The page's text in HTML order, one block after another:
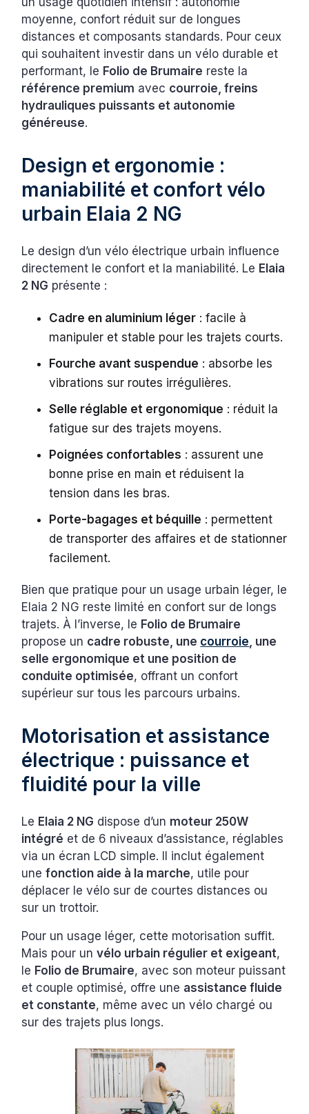
moyenne, confort réduit sur de longues
distances et composants standards. Pour ceux
qui souhaitent investir dans un vélo durable et
performant, le Folio de Brumaire reste la
référence premium avec courroie, freins
hydrauliques puissants et autonomie
généreuse.
Design et ergonomie :
maniabilité et confort vélo
urbain Elaia 2 NG
Le design d’un vélo électrique urbain influence
directement le confort et la maniabilité. Le Elaia
2 NG présente :
Cadre en aluminium léger : facile à
manipuler et stable pour les trajets courts.
Fourche avant suspendue : absorbe les
vibrations sur routes irrégulières.
Selle réglable et ergonomique : réduit la
fatigue sur des trajets moyens.
Poignées confortables : assurent une
bonne prise en main et réduisent la
tension dans les bras.
Porte-bagages et béquille : permettent
de transporter des affaires et de stationner
facilement.
Bien que pratique pour un usage urbain léger, le
Elaia 2 NG reste limité en confort sur de longs
trajets. À l’inverse, le Folio de Brumaire
propose un cadre robuste, une courroie, une
selle ergonomique et une position de
conduite optimisée, offrant un confort
supérieur sur tous les parcours urbains.
Motorisation et assistance
électrique : puissance et
fluidité pour la ville
Le Elaia 2 NG dispose d’un moteur 250W
intégré et de 6 niveaux d’assistance, réglables
via un écran LCD simple. Il inclut également
unefonction aide à la marche, utile pour
déplacer le vélo sur de courtes distances ou
sur un trottoir.
Pour un usage léger, cette motorisation suffit.
Mais pour unvélo urbain régulier et exigeant,
le Folio de Brumaire, avec son moteur puissant
et couple optimisé, offre une assistance fluide
et constante, même avec un vélo chargé ou
sur des trajets plus longs.